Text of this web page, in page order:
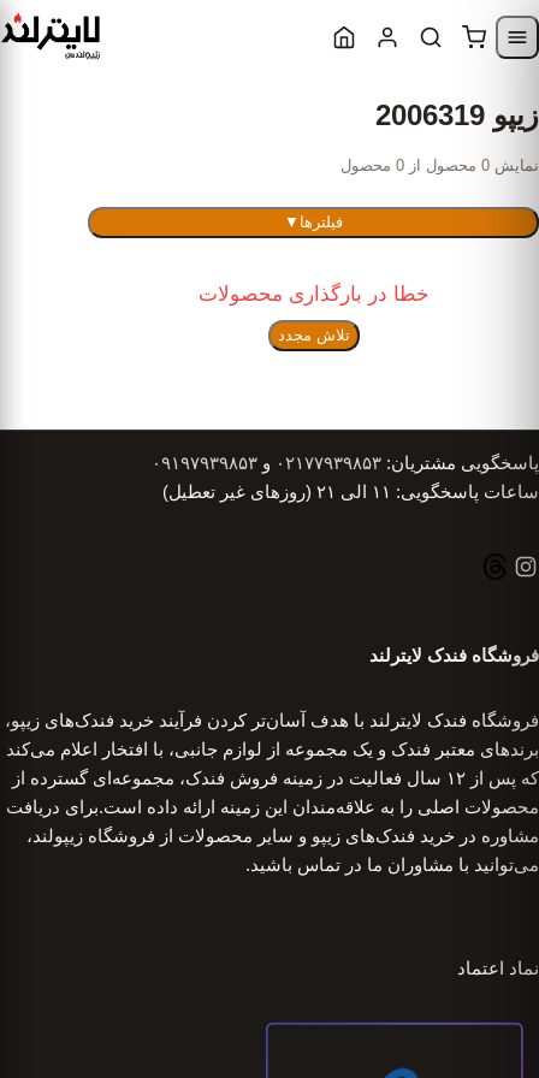
Skip to navigation
زیپو 2006319
نمایش 0 محصول از 0 محصول
فیلترها ▼
خطا در بارگذاری محصولات
تلاش مجدد
پاسخگویی مشتریان: ۰۲۱۷۷۹۳۹۸۵۳ و ۰۹۱۹۷۹۳۹۸۵۳
ساعات پاسخگویی: ۱۱ الی ۲۱ (روزهای غیر تعطیل)
فروشگاه فندک لایترلند
فروشگاه فندک لایترلند با هدف آسان‌تر کردن فرآیند خرید فندک‌های زیپو،
برندهای معتبر فندک و یک مجموعه از لوازم جانبی، با افتخار اعلام می‌کند
که پس از ۱۲ سال فعالیت در زمینه فروش فندک، مجموعه‌ای گسترده از
محصولات اصلی را به علاقه‌مندان این زمینه ارائه داده است.برای دریافت
مشاوره در خرید فندک‌های زیپو و سایر محصولات از فروشگاه زیپولند،
می‌توانید با مشاوران ما در تماس باشید.
نماد اعتماد